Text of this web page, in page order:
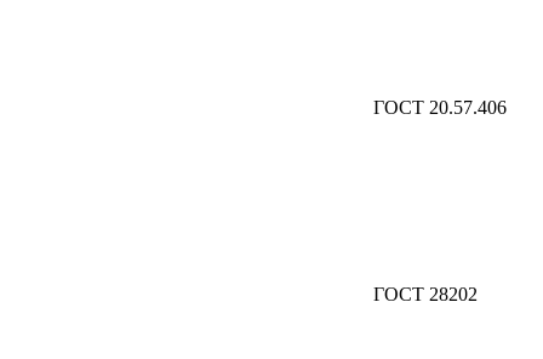
ГОСТ 20.57.406
ГОСТ 28202